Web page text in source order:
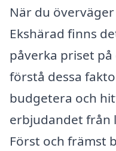
När du
Ekshärad finns
påverka priset
förstå dessa
budgetera och
erbjudandet från
Först och främst